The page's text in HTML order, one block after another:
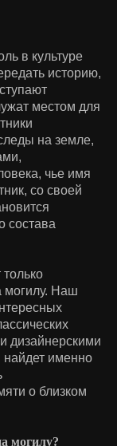
в культуре
историю,
местом для
на земле,
чье имя
со своей
состава
могилу. Наш
дизайнерскими
именно
о близком
могилу?